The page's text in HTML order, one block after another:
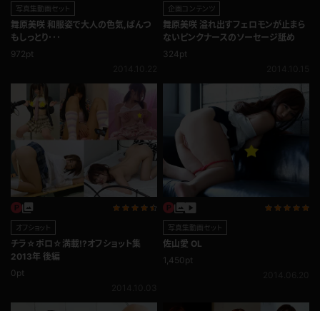
写真集動画セット
舞原美咲 和服姿で大人の色気,ぱんつ
もしっとり･･･
972pt
企画コンテンツ
舞原美咲 溢れ出すフェロモンが止まら
ないピンクナースのソーセージ舐め
324pt
オフショット
チラ☆ポロ☆満載!?オフショット集
2013年 後編
0pt
写真集動画セット
佐山愛 OL
1,450pt